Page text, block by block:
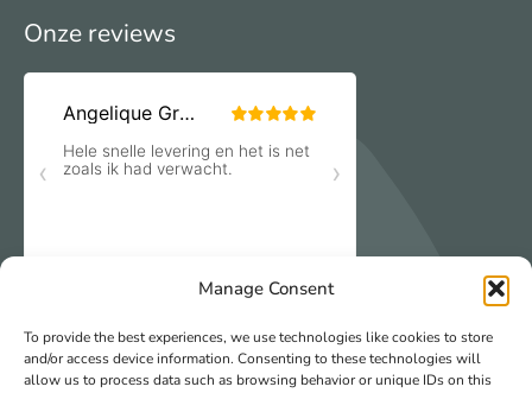
Manage Consent
To provide the best experiences, we use technologies like cookies to store
and/or access device information. Consenting to these technologies will
allow us to process data such as browsing behavior or unique IDs on this
Onze reviews